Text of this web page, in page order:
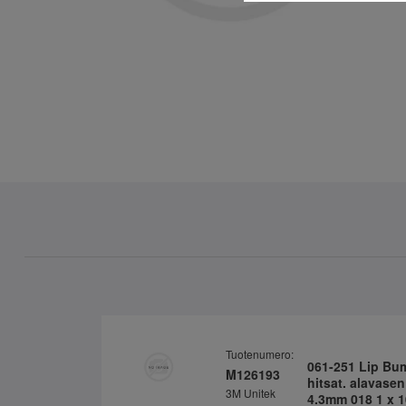
Tuotenumero:
M126193
3M Unitek
061-251 Lip
hitsat.
4.3mm 018 1 x